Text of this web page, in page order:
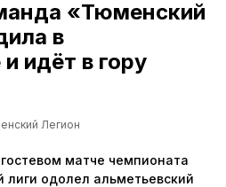
«Тюменский
в
идёт в гору
Легион
матче чемпионата
одолел альметьевский